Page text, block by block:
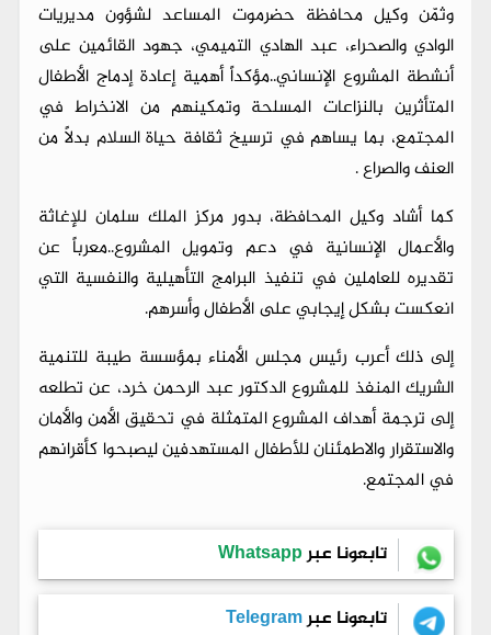
وثمّن وكيل محافظة حضرموت المساعد لشؤون مديريات
الوادي والصحراء، عبد الهادي التميمي، جهود القائمين على
أنشطة المشروع الإنساني..مؤكداً أهمية إعادة إدماج الأطفال
المتأثرين بالنزاعات المسلحة وتمكينهم من الانخراط في
المجتمع، بما يساهم في ترسيخ ثقافة حياة السلام بدلاً من
العنف والصراع .
كما أشاد وكيل المحافظة، بدور مركز الملك سلمان للإغاثة
والأعمال الإنسانية في دعم وتمويل المشروع..معرباً عن
تقديره للعاملين في تنفيذ البرامج التأهيلية والنفسية التي
انعكست بشكل إيجابي على الأطفال وأسرهم.
إلى ذلك أعرب رئيس مجلس الأمناء بمؤسسة طيبة للتنمية
الشريك المنفذ للمشروع الدكتور عبد الرحمن خرد، عن تطلعه
إلى ترجمة أهداف المشروع المتمثلة في تحقيق الأمن والأمان
والاستقرار والاطمئنان للأطفال المستهدفين ليصبحوا كأقرانهم
في المجتمع.
تابعونا عبرWhatsapp
تابعونا عبرTelegram